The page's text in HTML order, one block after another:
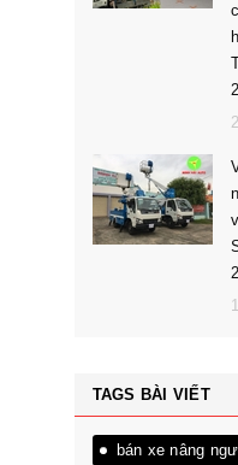
TAGS BÀI VIẾT
bán xe nâng